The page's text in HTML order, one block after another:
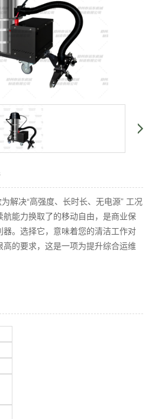
解决“高强度、长时长、无电源” 工况
能力换取了的移动自由，是商业保
。选择它，意味着您的清洁工作对
的要求，这是一项为提升综合运维